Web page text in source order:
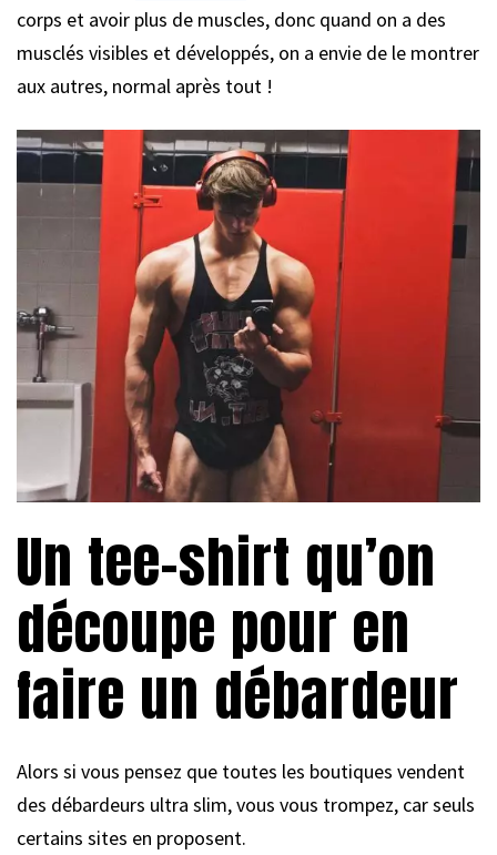
corps et avoir plus de muscles, donc quand on a des
musclés visibles et développés, on a envie de le montrer
aux autres, normal après tout !
Un tee-shirt qu’on
découpe pour en
faire un débardeur
Alors si vous pensez que toutes les boutiques vendent
des débardeurs ultra slim, vous vous trompez, car seuls
certains sites en proposent.